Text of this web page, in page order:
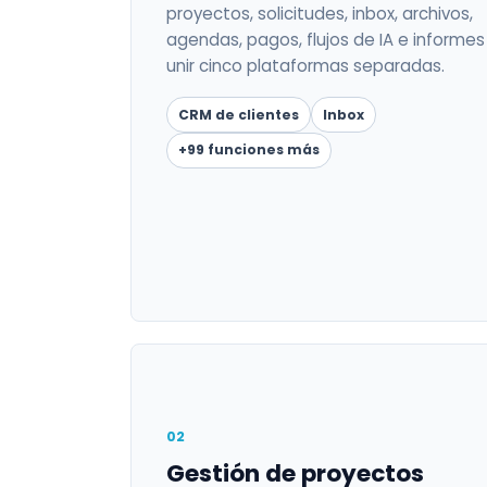
proyectos, solicitudes, inbox, archivos,
agendas, pagos, flujos de IA e
unir cinco plataformas separadas.
CRM de clientes
Inbox
+99 funciones más
02
Gestión de proyectos